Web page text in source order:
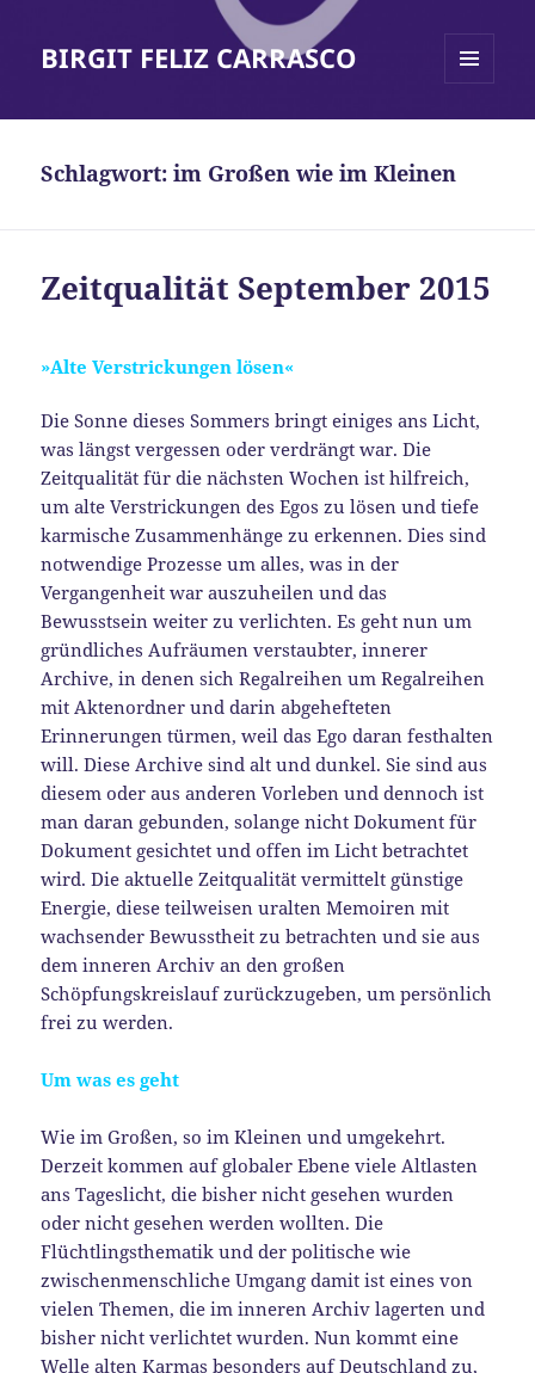
BIRGIT FELIZ CARRASCO
Schlagwort:im Großen wie im Kleinen
Zeitqualität September 2015
»Alte Verstrickungen lösen«
Die Sonne dieses Sommers bringt einiges ans Licht,
was längst vergessen oder verdrängt war. Die
Zeitqualität für die nächsten Wochen ist hilfreich,
um alte Verstrickungen des Egos zu lösen und tiefe
karmische Zusammenhänge zu erkennen. Dies sind
notwendige Prozesse um alles, was in der
Vergangenheit war auszuheilen und das
Bewusstsein weiter zu verlichten. Es geht nun um
gründliches Aufräumen verstaubter, innerer
Archive, in denen sich Regalreihen um Regalreihen
mit Aktenordner und darin abgehefteten
Erinnerungen türmen, weil das Ego daran festhalten
will. Diese Archive sind alt und dunkel. Sie sind aus
diesem oder aus anderen Vorleben und dennoch ist
man daran gebunden, solange nicht Dokument für
Dokument gesichtet und offen im Licht betrachtet
wird. Die aktuelle Zeitqualität vermittelt günstige
Energie, diese teilweisen uralten Memoiren mit
wachsender Bewusstheit zu betrachten und sie aus
dem inneren Archiv an den großen
Schöpfungskreislauf zurückzugeben, um persönlich
frei zu werden.
Um was es geht
Wie im Großen, so im Kleinen und umgekehrt.
Derzeit kommen auf globaler Ebene viele Altlasten
ans Tageslicht, die bisher nicht gesehen wurden
oder nicht gesehen werden wollten. Die
Flüchtlingsthematik und der politische wie
zwischenmenschliche Umgang damit ist eines von
vielen Themen, die im inneren Archiv lagerten und
bisher nicht verlichtet wurden. Nun kommt eine
Welle alten Karmas besonders auf Deutschland zu,